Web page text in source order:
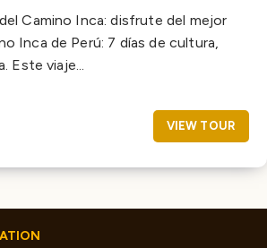
Camino Inca: disfrute del mejor
Inca de Perú: 7 días de cultura,
Este viaje...
VIEW TOUR